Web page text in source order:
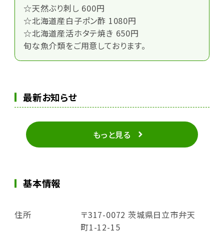
☆天然ぶり刺し 600円
☆北海道産白子ポン酢 1080円
☆北海道産活ホタテ焼き 650円
旬な魚介類をご用意しております。
最新お知らせ
もっと見る
基本情報
住所
〒317-0072 茨城県日立市弁天
町1-12-15